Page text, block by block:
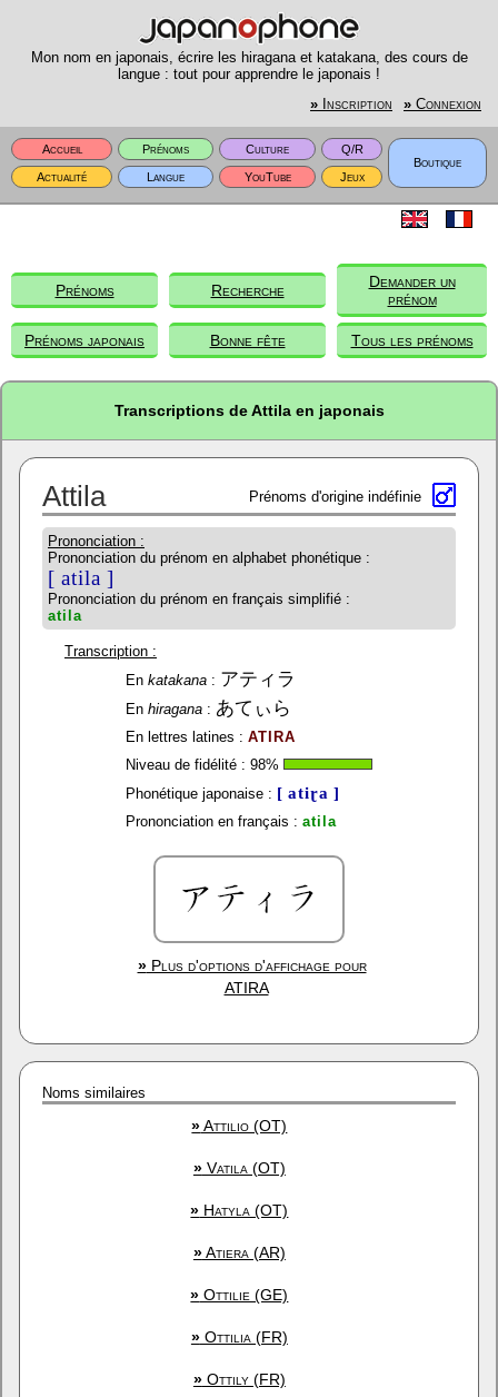
Mon nom en japonais, écrire les hiragana et katakana, des cours de
langue : tout pour apprendre le japonais !
» Inscription » Connexion
Accueil Prénoms Culture
Q/R
Boutique
Actualité
Langue YouTube Jeux
Prénoms Recherche
Demander un
prénom
Prénoms japonais Bonne fête Tous les prénoms
Transcriptions de Attila en japonais
Attila Prénoms d'origine indéfinie
Prononciation :
Prononciation du prénom en alphabet phonétique :
[ atila ]
Prononciation du prénom en français simplifié :
atila
Transcription :
En katakana : アティラ
En hiragana : あてぃら
En lettres latines : ATIRA
Niveau de fidélité : 98%
Phonétique japonaise : [ atiɽa ]
Prononciation en français : atila
»Plus d'options d'affichage pour
ATIRA
Noms similaires
»Attilio (OT)
»Vatila (OT)
» Hatyla (OT)
»Atiera (AR)
» Ottilie (GE)
»Ottilia (FR)
»Ottily (FR)